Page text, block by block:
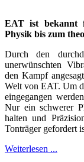
EAT ist bekannt
Physik bis zum
Durch den
unerwünschten
den Kampf
Welt von EAT. Um
eingegangen
Nur ein schwerer
halten und
Tonträger gefordert
Weiterlesen ...